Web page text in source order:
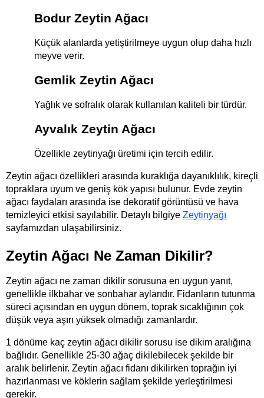
Bodur Zeytin Ağacı
Küçük alanlarda yetiştirilmeye uygun olup daha hızlı
meyve verir.
Gemlik Zeytin Ağacı
Yağlık ve sofralık olarak kullanılan kaliteli bir türdür.
Ayvalık Zeytin Ağacı
Özellikle zeytinyağı üretimi için tercih edilir.
Zeytin ağacı özellikleri arasında kuraklığa dayanıklılık, kireçli
topraklara uyum ve geniş kök yapısı bulunur. Evde zeytin
ağacı faydaları arasında ise dekoratif görüntüsü ve hava
temizleyici etkisi sayılabilir. Detaylı bilgiye Zeytinyağı
sayfamızdan ulaşabilirsiniz.
Zeytin Ağacı Ne Zaman Dikilir?
Zeytin ağacı ne zaman dikilir sorusuna en uygun yanıt,
genellikle ilkbahar ve sonbahar aylarıdır. Fidanların tutunma
süreci açısından en uygun dönem, toprak sıcaklığının çok
düşük veya aşırı yüksek olmadığı zamanlardır.
1 dönüme kaç zeytin ağacı dikilir sorusu ise dikim aralığına
bağlıdır. Genellikle 25-30 ağaç dikilebilecek şekilde bir
aralık belirlenir. Zeytin ağacı fidanı dikilirken toprağın iyi
hazırlanması ve köklerin sağlam şekilde yerleştirilmesi
gerekir.